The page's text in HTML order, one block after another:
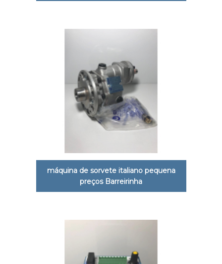
máquina de sorvete italiano pequena
preços Barreirinha